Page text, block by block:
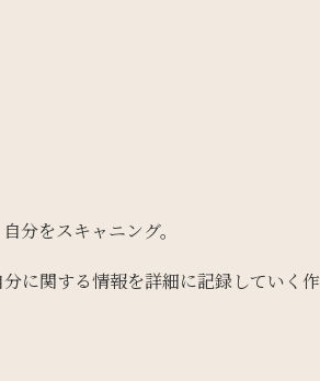
をスキャニング。
に関する情報を詳細に記録していく作